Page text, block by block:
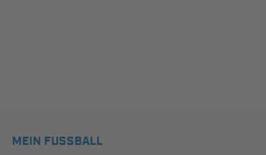
MEIN FUSSBALL